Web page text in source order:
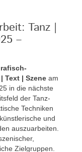
Tanz |
–
Text | Szene am
in die nächste
der Tanz-
Techniken
und
auszuarbeiten.
Zielgruppen.